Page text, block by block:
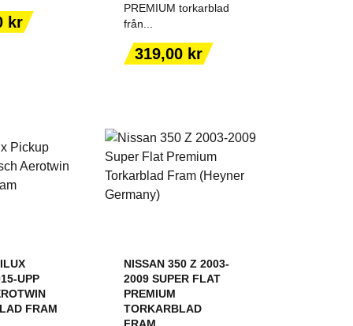
kr
TILL I
PREMIUM torkarblad
från...
Pris
319,00 kr
LÄGG TILL I
VARUKORGEN
UPP
FRAM
NISSAN 350 Z 2003-
2009 SUPER FLAT
PREMIUM
TORKARBLAD
FRAM...